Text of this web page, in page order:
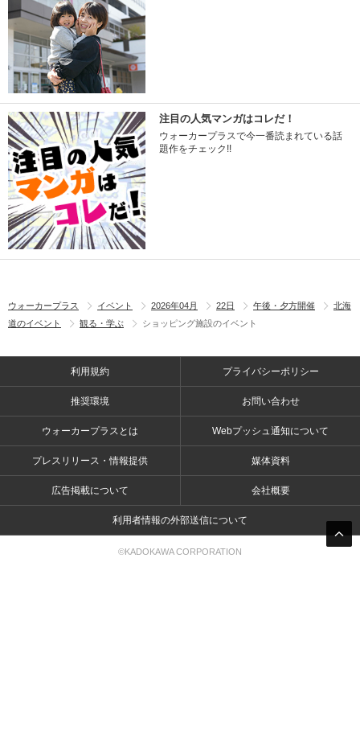
注目の人気マンガはコレだ！
ウォーカープラスで今一番読まれている話
題作をチェック!!
ウォーカープラス イベント 2026年04月 22日 午後・夕方開催
北海
道のイベント
観る・学ぶ ショッピング施設のイベント
利用規約 プライバシーポリシー
推奨環境 お問い合わせ
ウォーカープラスとは Webプッシュ通知について
プレスリリース・情報提供 媒体資料
広告掲載について 会社概要
利用者情報の外部送信について
©KADOKAWA CORPORATION